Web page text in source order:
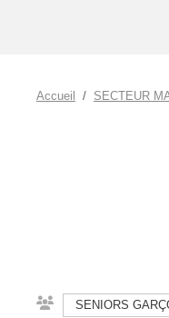
Accueil SECTEUR
SENIORS